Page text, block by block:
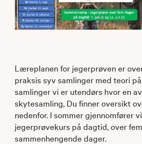
Læreplanen for jegerprøven er
praksis syv samlinger med teori
samlinger vi er utendørs hvor en
skytesamling, Du finner oversikt
nedenfor. I sommer gjennomfører
jegerprøvekurs på dagtid, over fem
sammenhengende dager.